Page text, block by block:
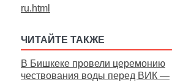
ru.html
ЧИТАЙТЕ ТАКЖЕ
В Бишкеке провели церемонию
чествования воды перед ВИК —